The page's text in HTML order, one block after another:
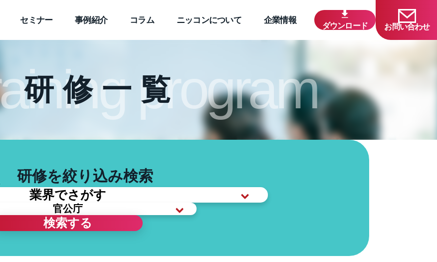
セミナー 事例紹介 コラム ニッコンについて 企業情報
ダウンロード お問い合わせ
研修一覧program
研修を絞り込み検索
検索する